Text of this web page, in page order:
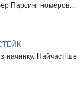
Парсинг номеров...
начинку. Найчастіше